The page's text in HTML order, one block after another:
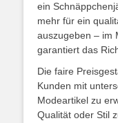
ein
mehr für ein
auszugeben – im
garantiert das
Die faire
Kunden mit
Modeartikel zu
Qualität oder Stil